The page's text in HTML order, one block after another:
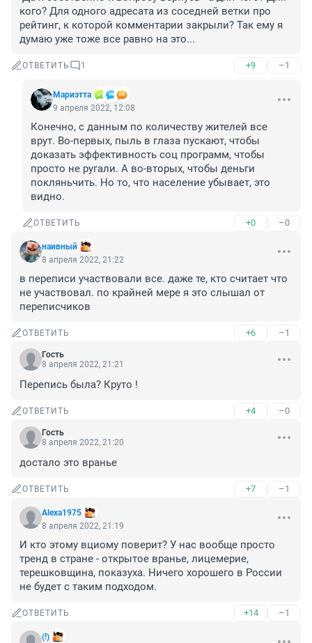
кого? Для одного адресата из соседней ветки про
рейтинг, к которой комментарии закрыли? Так ему я
думаю уже тоже все равно на это...
ОТВЕТИТЬ 1 +9 –1
Мариэтта
9 апреля 2022, 12:08
Конечно, с данным по количеству жителей все
врут. Во-первых, пыль в глаза пускают, чтобы
доказать эффективность соц программ, чтобы
просто не ругали. А во-вторых, чтобы деньги
покляньчить. Но то, что население убывает, это
видно.
ОТВЕТИТЬ +0 –0
наивный
8 апреля 2022, 21:22
в переписи участвовали все. даже те, кто считает что
не участвовал. по крайней мере я это слышал от
переписчиков
ОТВЕТИТЬ +6 –1
Гость
8 апреля 2022, 21:21
Перепись была? Круто !
ОТВЕТИТЬ +4 –0
Гость
8 апреля 2022, 21:20
достало это вранье
ОТВЕТИТЬ +7 –1
Alexa1975
8 апреля 2022, 21:19
И кто этому вциому поверит? У нас вообще просто
тренд в стране - открытое вранье, лицемерие,
терешковщина, показуха. Ничего хорошего в России
не будет с таким подходом.
ОТВЕТИТЬ +14 –1
(!)